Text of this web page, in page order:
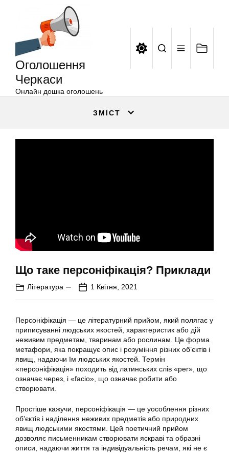
Оголошення
Черкаси
Онлайн дошка оголошень
ЗМІСТ
Що таке персоніфікація? Приклади
Література 1 Квітня, 2021
Персоніфікація — це літературний прийом, який полягає у
приписуванні людських якостей, характеристик або дій
неживим предметам, тваринам або рослинам. Це форма
метафори, яка покращує опис і розуміння різних об’єктів і
явищ, надаючи їм людських якостей. Термін
«персоніфікація» походить від латинських слів «per», що
означає через, і «facio», що означає робити або
створювати.
Простіше кажучи, персоніфікація — це уособлення різних
об’єктів і наділення неживих предметів або природних
явищ людськими якостями. Цей поетичний прийом
дозволяє письменникам створювати яскраві та образні
описи, надаючи життя та індивідуальність речам, які не є